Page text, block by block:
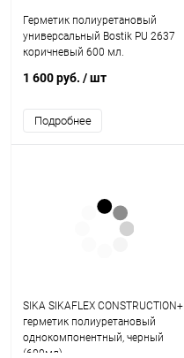
Герметик полиуретановый
универсальный Bostik PU 2637
коричневый 600 мл.
1 600 руб. / шт
Подробнее
SIKA SIKAFLEX CONSTRUCTION+
герметик полиуретановый
однокомпонентный, черный
(600мл)